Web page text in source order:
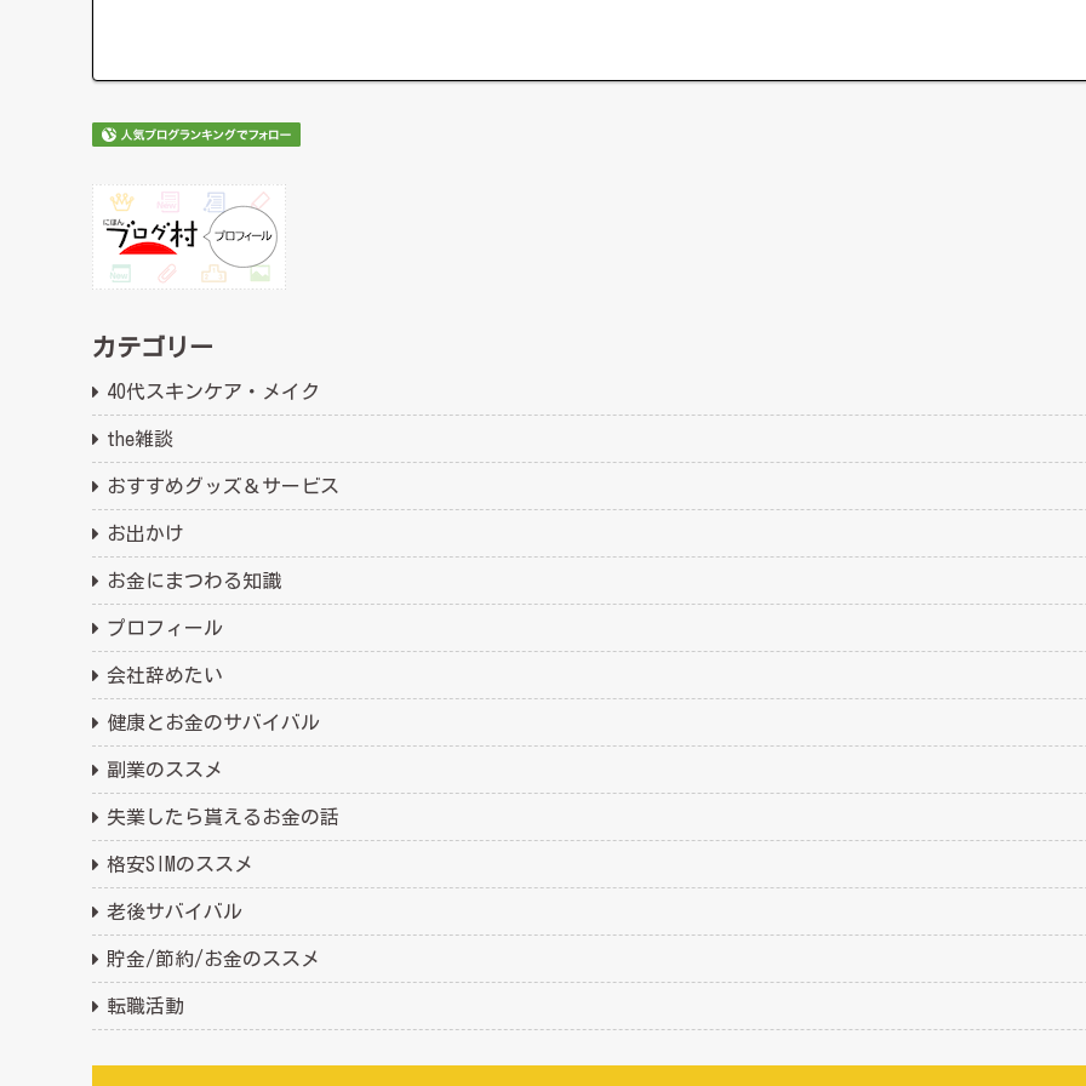
カテゴリー
40代スキンケア・メイク
the雑談
おすすめグッズ＆サービス
お出かけ
お金にまつわる知識
プロフィール
会社辞めたい
健康とお金のサバイバル
副業のススメ
失業したら貰えるお金の話
格安SIMのススメ
老後サバイバル
貯金/節約/お金のススメ
転職活動